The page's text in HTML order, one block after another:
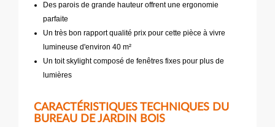
Des parois de grande hauteur offrent une ergonomie
parfaite
Un très bon rapport qualité prix pour cette pièce à vivre
lumineuse d'environ 40 m²
Un toit skylight composé de fenêtres fixes pour plus de
lumières
CARACTÉRISTIQUES TECHNIQUES DU
BUREAU DE JARDIN BOIS